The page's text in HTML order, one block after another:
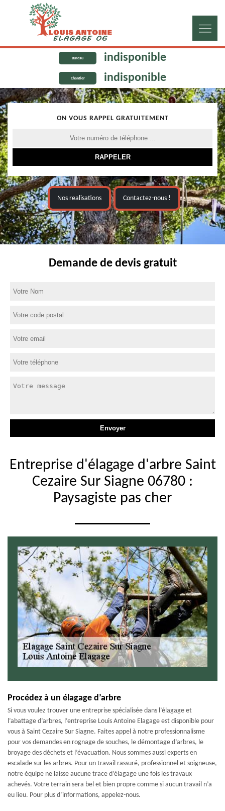
Bureau indisponible
Chantier indisponible
ON VOUS RAPPEL GRATUITEMENT
Nos realisations Contactez-nous !
Demande de devis gratuit
Entreprise d'élagage d'arbre Saint
Cezaire Sur Siagne 06780 :
Paysagiste pas cher
Procédez à un élagage d’arbre
Si vous voulez trouver une entreprise spécialisée dans l’élagage et
l’abattage d’arbres, l’entreprise Louis Antoine Elagage est disponible pour
vous à Saint Cezaire Sur Siagne. Faites appel à notre professionnalisme
pour vos demandes en rognage de souches, le démontage d’arbres, le
broyage des déchets et l’évacuation. Nous sommes aussi experts en
escalade sur les arbres. Pour un travail rassuré, professionnel et soigneuse,
notre équipe ne laisse aucune trace d’élagage une fois les travaux
achevés. Votre terrain sera bel et bien propre comme si aucun travail n’a
eu lieu. Pour plus d’informations, appelez-nous.